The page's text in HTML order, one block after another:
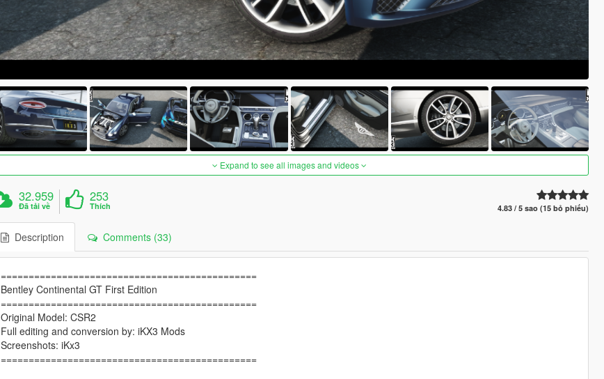
Expand to see all images and videos
32.959
Đã tải về
253
Thích 4.83 / 5 sao (15 bỏ phiếu)
Description Comments (33)
==============================================
Bentley Continental GT First Edition
==============================================
Original Model: CSR2
Full editing and conversion by: iKX3 Mods
Screenshots: iKx3
==============================================